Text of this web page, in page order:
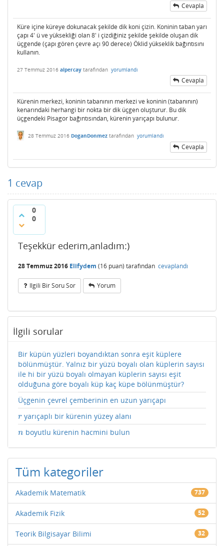
Cevapla
Küre içine küreye dokunacak şekilde dik koni çizin. Koninin taban yarı
çapı 4' ü ve yüksekliği olan 8' i çizdiğiniz şekilde şekilde oluşan dik
üçgende (çapı gören çevre açı 90 derece) Öklid yükseklik bağıntısını
kullanın.
27 Temmuz 2016 alpercay tarafından yorumlandı
Cevapla
Kürenin merkezi, koninin tabanının merkezi ve koninin (tabanının)
kenarındaki herhangi bir nokta bir dik üçgen oluşturur. Bu dik
üçgendeki Pisagor bağıntısından, kürenin yarıçapı bulunur.
28 Temmuz 2016 DoganDonmez tarafından yorumlandı
Cevapla
1 cevap
0
0
Teşekkür ederim,anladım:)
28 Temmuz 2016 Elifydem (16 puan) tarafından cevaplandı
Ilgili Bir Soru Sor Yorum
İlgili sorular
Bir küpün yüzleri boyandıktan sonra eşit küplere
bölünmüştür. Yalnız bir yüzü boyalı olan küplerin sayısı
ile hi bir yüzü boyalı olmayan küplerin sayısı eşit
olduğuna göre boyalı küp kaç küpe bölünmüştür?
Üçgenin çevrel çemberinin en uzun yarıçapı
r
r yarıçaplı bir kürenin yüzey alanı
n
n boyutlu kürenin hacmini bulun
Tüm kategoriler
Akademik Matematik 737
Akademik Fizik 52
Teorik Bilgisayar Bilimi 32